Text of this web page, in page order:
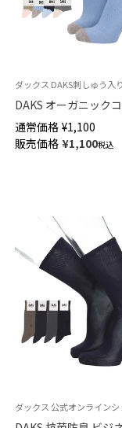
DAKS オーガニック
リブ カジュアルソッ
としっかりホールド
ドル丈 メンズ
通常価格 ¥1,100
販売価格 ¥1,100税込